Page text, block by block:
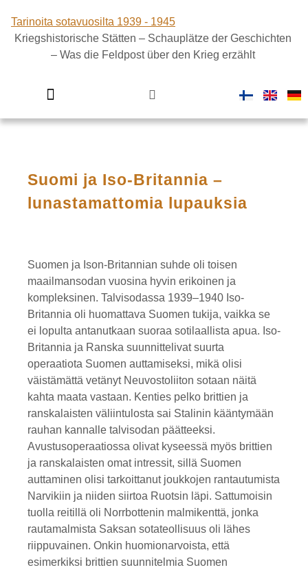
Tarinoita sotavuosilta 1939 - 1945
Kriegshistorische Stätten – Schauplätze der Geschichten
– Was die Feldpost über den Krieg erzählt
Suomi ja Iso-Britannia –
lunastamattomia lupauksia
Suomen ja Ison-Britannian suhde oli toisen
maailmansodan vuosina hyvin erikoinen ja
kompleksinen. Talvisodassa 1939–1940 Iso-
Britannia oli huomattava Suomen tukija, vaikka se
ei lopulta antanutkaan suoraa sotilaallista apua. Iso-
Britannia ja Ranska suunnittelivat suurta
operaatiota Suomen auttamiseksi, mikä olisi
väistämättä vetänyt Neuvostoliiton sotaan näitä
kahta maata vastaan. Kenties pelko brittien ja
ranskalaisten väliintulosta sai Stalinin kääntymään
rauhan kannalle talvisodan päätteeksi.
Avustusoperaatiossa olivat kyseessä myös brittien
ja ranskalaisten omat intressit, sillä Suomen
auttaminen olisi tarkoittanut joukkojen rantautumista
Narvikiin ja niiden siirtoa Ruotsin läpi. Sattumoisin
tuolla reitillä oli Norrbottenin malmikenttä, jonka
rautamalmista Saksan sotateollisuus oli lähes
riippuvainen. Onkin huomionarvoista, että
esimerkiksi brittien suunnitelmia Suomen